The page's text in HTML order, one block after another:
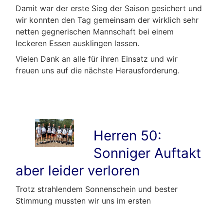
Damit war der erste Sieg der Saison gesichert und
wir konnten den Tag gemeinsam der wirklich sehr
netten gegnerischen Mannschaft bei einem
leckeren Essen ausklingen lassen.
Vielen Dank an alle für ihren Einsatz und wir
freuen uns auf die nächste Herausforderung.
Herren 50:
Sonniger Auftakt
aber leider verloren
Trotz strahlendem Sonnenschein und bester
Stimmung mussten wir uns im ersten